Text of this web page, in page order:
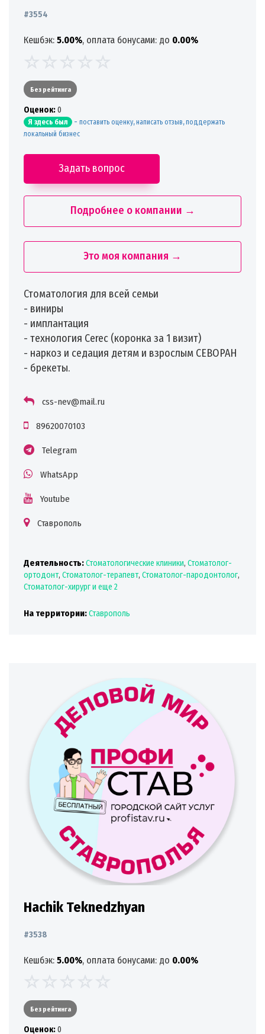
#3554
Кешбэк: 5.00%, оплата бонусами: до 0.00%
Без рейтинга
Oценок:0
Я здесь был - поставить оценку, написать отзыв, поддержать
локальный бизнес
Задать вопрос
Подробнее о компании →
Это моя компания →
Стоматология для всей семьи
- виниры
- имплантация
- технология Cerec (коронка за 1 визит)
- наркоз и седация детям и взрослым СЕВОРАН
- брекеты.
css-nev@mail.ru
89620070103
Telegram
WhatsApp
Youtube
Ставрополь
Деятельность:Стоматологические клиники, Стоматолог-
ортодонт, Стоматолог-терапевт, Стоматолог-пародонтолог,
Стоматолог-хирурги еще 2
На территории:Ставрополь
Hachik Teknedzhyan
#3538
Кешбэк: 5.00%, оплата бонусами: до 0.00%
Без рейтинга
Oценок:0